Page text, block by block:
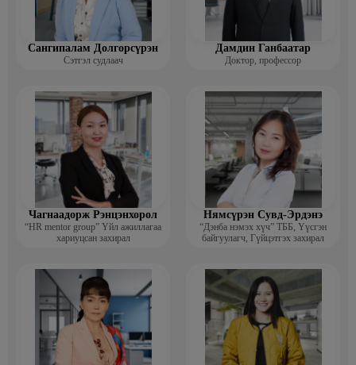
Сангипалам Долгорсүрэн
Сэтгэл судлаач
Дамдин Ганбаатар
Доктор, профессор
Чагнаадорж Рэнцэнхорол
“HR mentor group” Үйл ажиллагаа
хариуцсан захирал
Нямсүрэн Сувд-Эрдэнэ
“Дэнба нэмэх хүч” ТББ, Үүсгэн
байгуулагч, Гүйцэтгэх захирал